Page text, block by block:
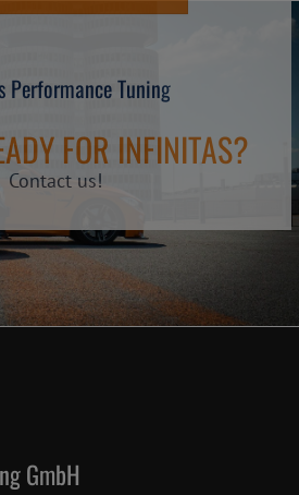
Performance Tuning
FOR INFINITAS?
Contact us!
GmbH